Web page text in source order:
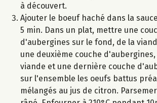
à découvert.
Ajouter le boeuf haché dans la
5 min. Dans un plat, mettre une
d'aubergines sur le fond, de la
une deuxième couche
viande et une dernière couche
sur l'ensemble les oeufs battus
mélangés au jus de citron.